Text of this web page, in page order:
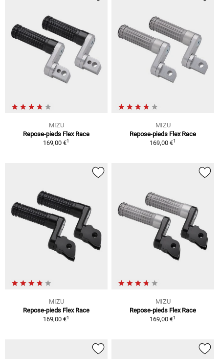
MIZU
Repose-pieds Flex Race
169,00 €1
MIZU
Repose-pieds Flex Race
169,00 €1
MIZU
Repose-pieds Flex Race
169,00 €1
MIZU
Repose-pieds Flex Race
169,00 €1